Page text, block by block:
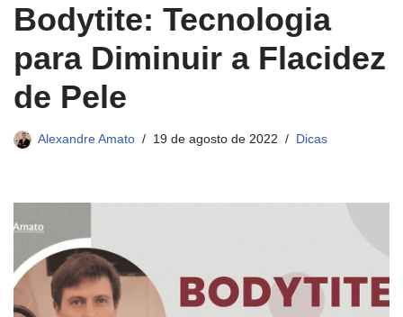
Bodytite: Tecnologia
para Diminuir a Flacidez
de Pele
Alexandre Amato 19 de agosto de 2022 Dicas